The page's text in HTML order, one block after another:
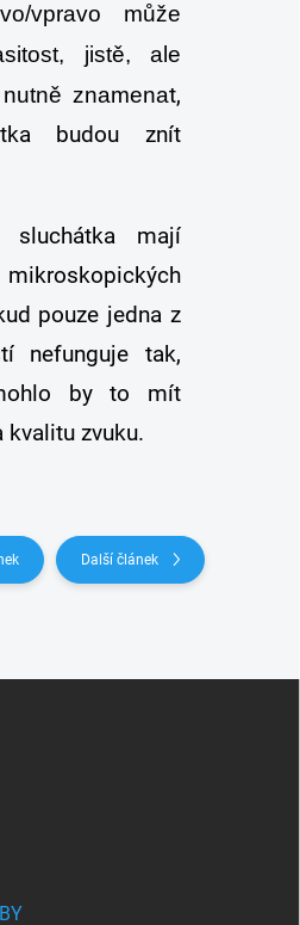
vpravo může
jistě, ale
znamenat,
budou znít
sluchátka mají
pouze jedna z
nefunguje tak,
by to mít
kvalitu zvuku.
Další článek